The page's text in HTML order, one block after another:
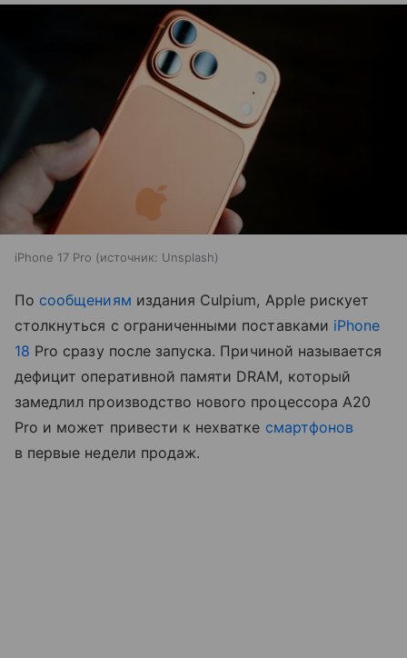
iPhone 17 Pro источник: Unsplash
По сообщениям издания Culpium, Apple рискует
столкнуться с ограниченными поставками iPhone
18 Pro сразу после запуска. Причиной называется
дефицит оперативной памяти DRAM, который
замедлил производство нового процессора A20
Pro и может привести к нехватке смартфонов
в первые недели продаж.